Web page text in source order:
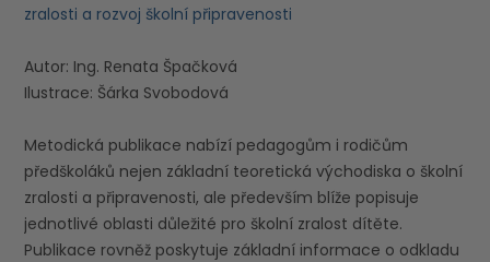
zralosti a rozvoj školní připravenosti
Autor: Ing. Renata Špačková
Ilustrace: Šárka Svobodová
Metodická publikace nabízí pedagogům i rodičům
předškoláků nejen základní teoretická východiska o školní
zralosti a připravenosti, ale především blíže popisuje
jednotlivé oblasti důležité pro školní zralost dítěte.
Publikace rovněž poskytuje základní informace o odkladu